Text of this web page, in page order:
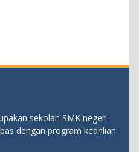
sekolah SMK negeri
dengan program keahlian